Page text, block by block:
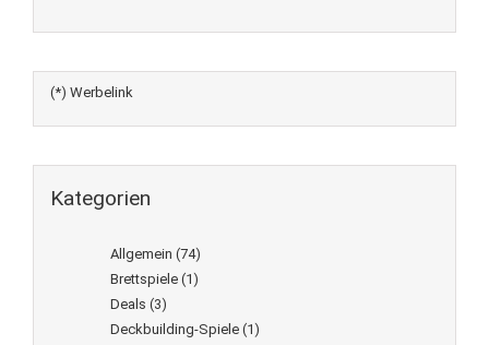
(*) Werbelink
Kategorien
Allgemein (74)
Brettspiele (1)
Deals (3)
Deckbuilding-Spiele (1)